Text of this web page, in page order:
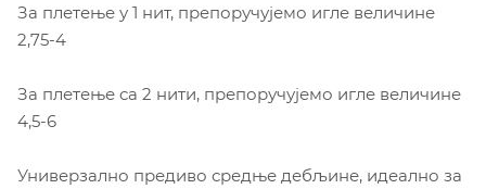
За плетење у 1 нит, препоручујемо игле величине
2,75-4
За плетење са 2 нити, препоручујемо игле величине
4,5-6
Универзално предиво средње дебљине, идеално за